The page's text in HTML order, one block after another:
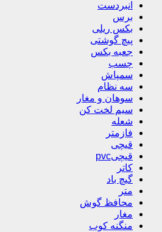
انبردست
برس
بکس ریلی
پیچ گوشتی
جعبه بکس
چسب
سمپاش
سه نظام
سوهان و مغار
سیم لخت کن
شعله
فازمتر
قیچی
قیچیpvc
کاتر
گیچ باد
متر
محافظ گوش
مغار
منگنه کوب